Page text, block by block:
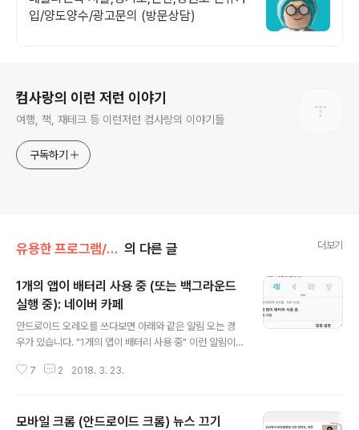
입/양도양수/광고문의 (방문상담)
컴사랑의 이런 저런 이야기
여행, 책, 재테크 등 이런저런 컴사랑의 이야기들
구독하기
유용한 프로그램/안드로이드 의 다른 글 더보기
1개의 앱이 배터리 사용 중 (또는 백그라운드
실행 중): 네이버 카페
안드로이드 오레오를 쓰다보면 아래와 같은 알림 오는 경
우가 있습니다. "1개의 앱이 배터리 사용 중" 이런 알림이
페 앱)을 사용자가 종료했는데,해당 앱이 여전히 배터리를
데도 동일한 메시지가 뜨더라구요. 일단 네이버 카페 앱은
7 2 2018. 3. 23.
모바일 크롬 (안드로이드 크롬) 뉴스 끄기